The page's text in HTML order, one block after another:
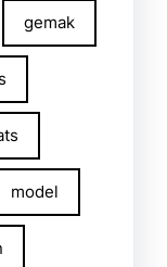
gemak
model